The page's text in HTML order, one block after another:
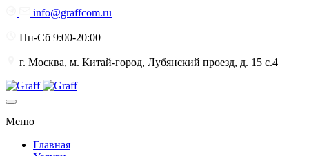
info@graffcom.ru
Пн-Сб 9:00-20:00
г. Москва, м. Китай-город, Лубянский проезд, д. 15 с.4
Меню
Главная